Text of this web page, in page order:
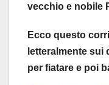
vecchio e nobile
Ecco questo
letteralmente sui
per fiatare e poi